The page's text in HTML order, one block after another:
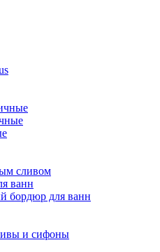
сливом
ванн
бордюр для ванн
и сифоны